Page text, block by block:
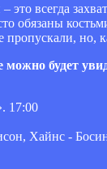
– это всегда
обязаны
но,
будет
17:00
Хайнс -